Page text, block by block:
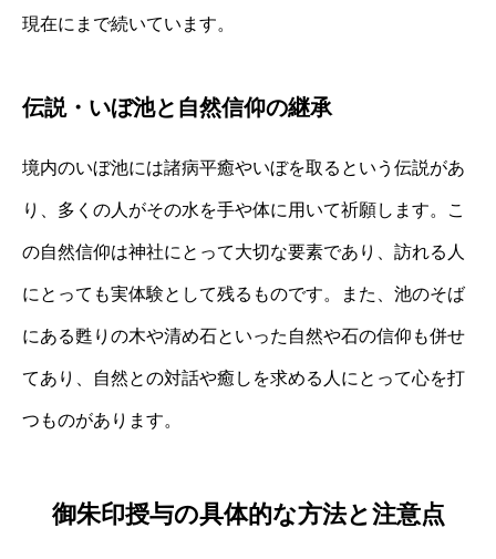
現在にまで続いています。
伝説・いぼ池と自然信仰の継承
境内のいぼ池には諸病平癒やいぼを取るという伝説があ
り、多くの人がその水を手や体に用いて祈願します。こ
の自然信仰は神社にとって大切な要素であり、訪れる人
にとっても実体験として残るものです。また、池のそば
にある甦りの木や清め石といった自然や石の信仰も併せ
てあり、自然との対話や癒しを求める人にとって心を打
つものがあります。
御朱印授与の具体的な方法と注意点